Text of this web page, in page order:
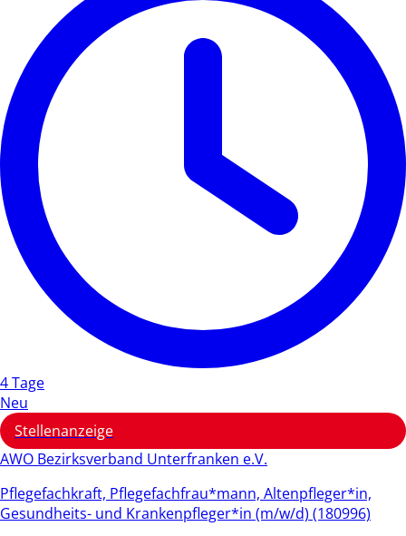
4 Tage
Neu
Stellenanzeige
AWO Bezirksverband Unterfranken e.V.
Pflegefachkraft, Pflegefachfrau*mann, Altenpfleger*in,
Gesundheits- und Krankenpfleger*in (m/w/d) (180996)